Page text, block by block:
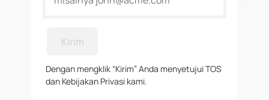
Kirim
Dengan mengklik “Kirim” Anda menyetujui TOS
dan Kebijakan Privasi kami.